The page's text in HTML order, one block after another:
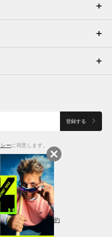
登録する
ーに同意します。
の表記 会員規約